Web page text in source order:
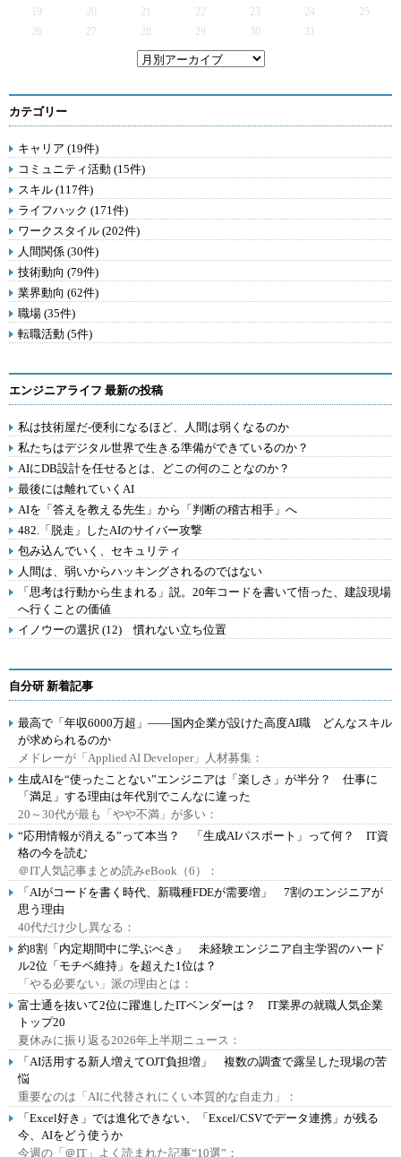
19
20 21 22 23 24
25
26
27 28 29 30 31
カテゴリー
キャリア (19件)
コミュニティ活動 (15件)
スキル (117件)
ライフハック (171件)
ワークスタイル (202件)
人間関係 (30件)
技術動向 (79件)
業界動向 (62件)
職場 (35件)
転職活動 (5件)
エンジニアライフ 最新の投稿
私は技術屋だ-便利になるほど、人間は弱くなるのか
私たちはデジタル世界で生きる準備ができているのか？
AIにDB設計を任せるとは、どこの何のことなのか？
最後には離れていくAI
AIを「答えを教える先生」から「判断の稽古相手」へ
482.「脱走」したAIのサイバー攻撃
包み込んでいく、セキュリティ
人間は、弱いからハッキングされるのではない
「思考は行動から生まれる」説。20年コードを書いて悟った、建設現場
へ行くことの価値
イノウーの選択 (12) 慣れない立ち位置
自分研 新着記事
最高で「年収6000万超」――国内企業が設けた高度AI職 どんなスキル
が求められるのか
メドレーが「Applied AI Developer」人材募集：
生成AIを“使ったことない”エンジニアは「楽しさ」が半分？ 仕事に
「満足」する理由は年代別でこんなに違った
20～30代が最も「やや不満」が多い：
“応用情報が消える”って本当？ 「生成AIパスポート」って何？ IT資
格の今を読む
＠IT人気記事まとめ読みeBook（6）：
「AIがコードを書く時代、新職種FDEが需要増」 7割のエンジニアが
思う理由
40代だけ少し異なる：
約8割「内定期間中に学ぶべき」 未経験エンジニア自主学習のハード
ル2位「モチベ維持」を超えた1位は？
「やる必要ない」派の理由とは：
富士通を抜いて2位に躍進したITベンダーは？ IT業界の就職人気企業
トップ20
夏休みに振り返る2026年上半期ニュース：
「AI活用する新人増えてOJT負担増」 複数の調査で露呈した現場の苦
悩
重要なのは「AIに代替されにくい本質的な自走力」：
「Excel好き」では進化できない、「Excel/CSVでデータ連携」が残る
今、AIをどう使うか
今週の「＠IT」よく読まれた記事“10選”：